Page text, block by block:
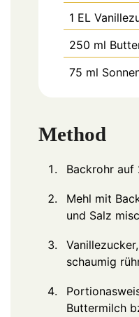
1 EL
250 ml
75 ml
Method
Backrohr auf
Mehl mit
und Salz
schaumig
Buttermilch